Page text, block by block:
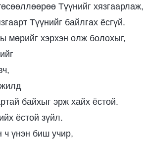
Түүнийг хязгаарлаж,
Түүнийг байлгах ёсгүй.
мөрийг хэрхэн олж болохыг,
байхыг эрж хайх ёстой.
ёстой зүйл.
ч үнэн биш учир,